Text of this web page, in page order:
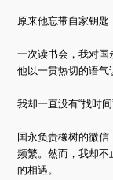
原来他忘带自家钥匙
一次读书会，我对国
他以一贯热切的语气
我却一直没有“找时
国永负责橡树的微
频繁。然而，我却不
的相遇。